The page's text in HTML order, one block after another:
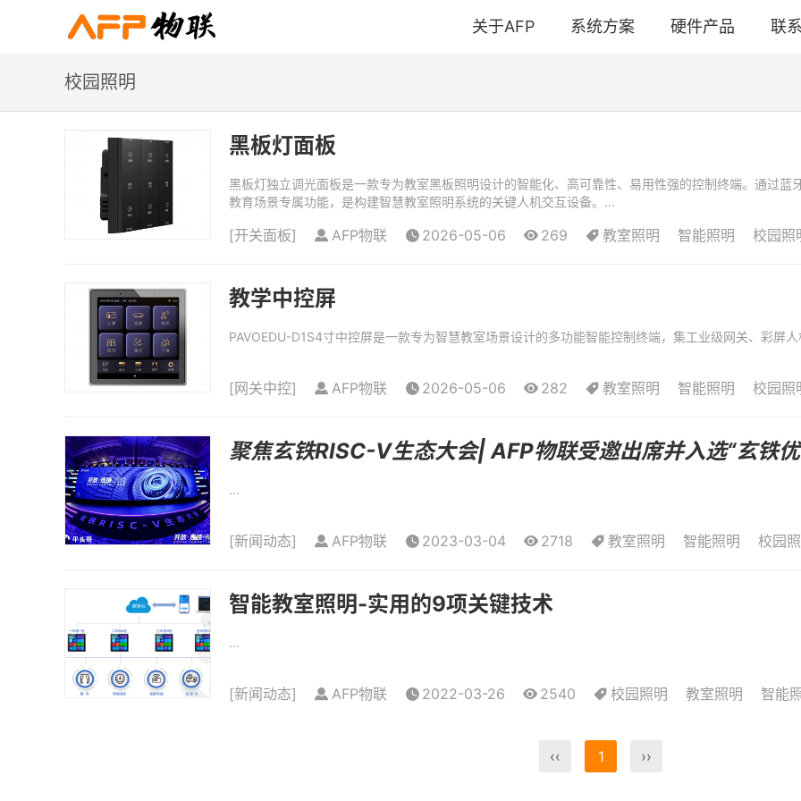
关于AFP 系统方案 硬件产品 联
校园照明
黑板灯面板
黑板灯独立调光面板是一款专为教室黑板照明设计的智能化、高可靠性、易用性强的控制终端。通过
教育场景专属功能，是构建智慧教室照明系统的关键人机交互设备。...
[开关面板] AFP物联 2026-05-06 269 教室照明 智能照明 校园照
教学中控屏
PAVOEDU-D1S4寸中控屏是一款专为智慧教室场景设计的多功能智能控制终端，集工业级网关、彩屏
[网关中控] AFP物联 2026-05-06 282 教室照明 智能照明 校园照
聚焦玄铁RISC-V生态大会| AFP物联受邀出席并入选“玄铁
...
[新闻动态] AFP物联 2023-03-04 2718 教室照明 智能照明 校园
智能教室照明-实用的9项关键技术
...
[新闻动态] AFP物联 2022-03-26 2540 校园照明 教室照明 智能
‹‹ 1 ››